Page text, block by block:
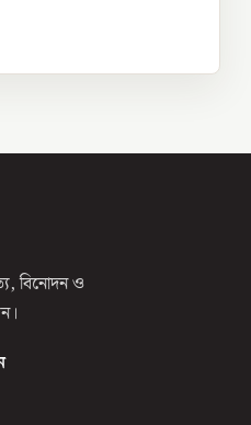
বিনোদন ও